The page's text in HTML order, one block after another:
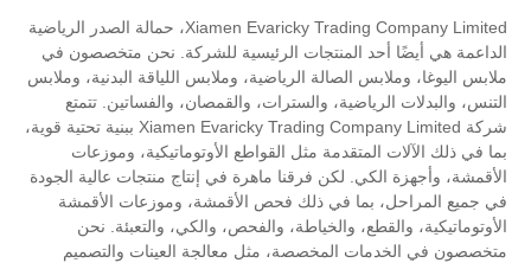
Xiamen Evaricky Trading Company Limited، حمالة الصدر الرياضية
المنتجات الرئيسية للشركة. نحن متخصصون في
الصالة الرياضية، وملابس اللياقة البدنية، وملابس
والسترات، والقمصان، والفساتين. تتمتع
شركة Xiamen Evaricky Trading Company Limited ببنية تحتية قوية،
مثل القواطع الأوتوماتيكية، وموزعات
لكن فرقنا ماهرة في إنتاج منتجات عالية الجودة
في ذلك فحص الأقمشة، وموزعات الأقمشة
والخياطة، والفحص، والكي، والتعبئة. نحن
المخصصة، مثل معالجة العينات والتصميم